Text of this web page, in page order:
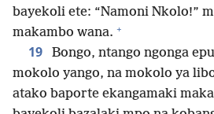
bayekoli ete: “Namoni Nkolo!”
makambo wana. +
19
Bongo, ntango ngonga
mokolo yango, na mokolo ya
atako baporte ekangamaki